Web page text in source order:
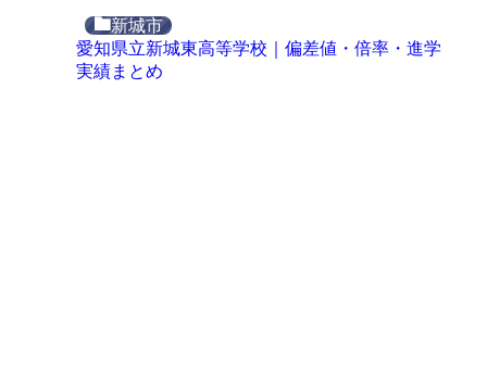
新城市
愛知県立新城東高等学校｜偏差値・倍率・進学
実績まとめ